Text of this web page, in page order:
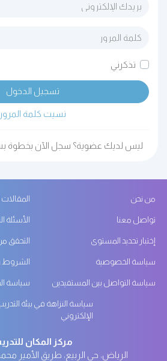
تذكرني
تسجيل الدخول
نسيت كلمة المرور
ليس لديك عضوية؟ سجل الآن بخطوة
من نحن المقالات
تواصل معنا الأسئلة
إختبار تحديد المستوى التحقق
سياسة الخصوصية الشروط
سياسة التواصل بين المستفيدين سياسة
سياسة النزاهة في بيئة
الإلكتروني
مركز المكان
الرياض، حي الربيع، طريق الأمير محمد